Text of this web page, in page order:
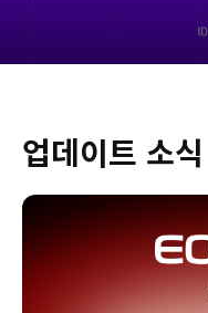
업데이트 소식